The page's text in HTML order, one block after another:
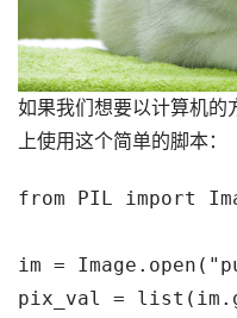
如果我们想要以计算机的
上使用这个简单的脚本：
from PIL import
im =
pix_val =